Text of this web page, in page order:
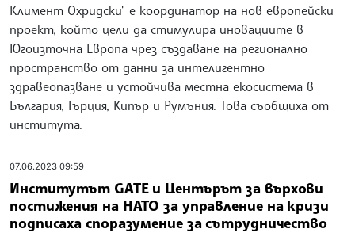
Климент Охридски" е координатор на нов европейски
проект, който цели да стимулира иновациите в
Югоизточна Европа чрез създаване на регионално
пространство от данни за интелигентно
здравеопазване и устойчива местна екосистема в
България, Гърция, Кипър и Румъния. Това съобщиха от
института.
07.06.2023 09:59
Институтът GATE и Центърът за върхови
постижения на НАТО за управление на кризи
подписаха споразумение за сътрудничество